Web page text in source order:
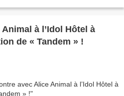
à l’Idol Hôtel à
de « Tandem » !